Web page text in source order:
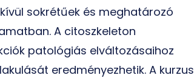
sokrétűek és meghatározó
A citoszkeleton
patológiás elváltozásaihoz
eredményezhetik. A kurzus